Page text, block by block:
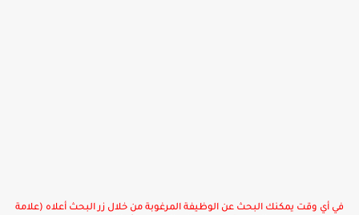
في أي وقت يمكنك البحث عن الوظيفة المرغوبة من خلال زر البحث أعلاه (علامة